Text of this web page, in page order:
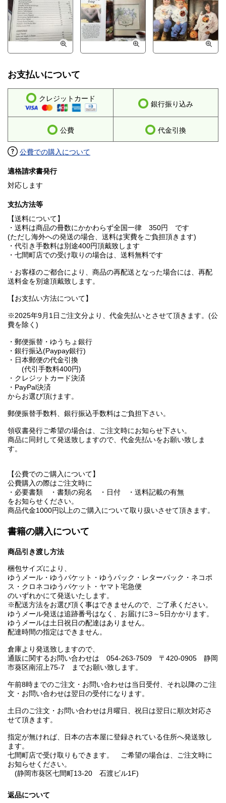
お支払いについて
クレジットカード
銀行振り込み
公費 代金引換
公費での購入について
適格請求書発行
対応します
支払方法等
【送料について】
・送料は商品の冊数にかかわらず全国一律 350円 です
(ただし海外への発送の場合、送料は実費をご負担頂きます)
・代引き手数料は別途400円頂戴致します
・七間町店での受け取りの場合は、送料無料です
・お客様のご都合により、商品の再配送となった場合には、再配
送料金を別途頂戴致します。
【お支払い方法について】
※2025年9月1日ご注文分より、代金先払いとさせて頂きます。(公
費を除く)
・郵便振替・ゆうちょ銀行
・銀行振込(Paypay銀行)
・日本郵便の代金引換
(代引手数料400円)
・クレジットカード決済
・PayPal決済
からお選び頂けます。
郵便振替手数料、銀行振込手数料はご負担下さい。
領収書発行ご希望の場合は、ご注文時にお知らせ下さい。
商品に同封して発送致しますので、代金先払いをお願い致しま
す。
【公費でのご購入について】
公費購入の際はご注文時に
・必要書類 ・書類の宛名 ・日付 ・送料記載の有無
をお知らせください。
商品代金1000円以上のご購入について取り扱いさせて頂きます。
書籍の購入について
商品引き渡し方法
梱包サイズにより、
ゆうメール・ゆうパケット・ゆうパック・レターパック・ネコポ
ス・クロネコゆうパケット・ヤマト宅急便
のいずれかにて発送いたします。
※配送方法をお選び頂く事はできませんので、ご了承ください。
ゆうメール発送は追跡番号はなく、お届けに3～5日かかります。
ゆうメールは土日祝日の配達はありません。
配達時間の指定はできません。
倉庫より発送致しますので、
通販に関するお問い合わせは 054-263-7509 〒420-0905 静岡
市葵区南沼上75-7 までお願い致します。
午前8時までのご注文・お問い合わせは当日受付、それ以降のご注
文・お問い合わせは翌日の受付になります。
土日のご注文・お問い合わせは月曜日、祝日は翌日に順次対応さ
せて頂きます。
指定が無ければ、日本の古本屋に登録されている住所へ発送致し
ます。
七間町店で受け取りもできます。 ご希望の場合は、ご注文時に
お知らせください。
(静岡市葵区七間町13-20 石渡ビル1F)
返品について